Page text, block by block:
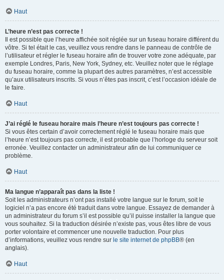
Haut
L’heure n’est pas correcte !
Il est possible que l’heure affichée soit réglée sur un fuseau horaire différent du
vôtre. Si tel était le cas, veuillez vous rendre dans le panneau de contrôle de
l’utilisateur et régler le fuseau horaire afin de trouver votre zone adéquate, par
exemple Londres, Paris, New York, Sydney, etc. Veuillez noter que le réglage
du fuseau horaire, comme la plupart des autres paramètres, n’est accessible
qu’aux utilisateurs inscrits. Si vous n’êtes pas inscrit, c’est l’occasion idéale de
le faire.
Haut
J’ai réglé le fuseau horaire mais l’heure n’est toujours pas correcte !
Si vous êtes certain d’avoir correctement réglé le fuseau horaire mais que
l’heure n’est toujours pas correcte, il est probable que l’horloge du serveur soit
erronée. Veuillez contacter un administrateur afin de lui communiquer ce
problème.
Haut
Ma langue n’apparaît pas dans la liste !
Soit les administrateurs n’ont pas installé votre langue sur le forum, soit le
logiciel n’a pas encore été traduit dans votre langue. Essayez de demander à
un administrateur du forum s’il est possible qu’il puisse installer la langue que
vous souhaitez. Si la traduction désirée n’existe pas, vous êtes libre de vous
porter volontaire et commencer une nouvelle traduction. Pour plus
d’informations, veuillez vous rendre sur le site internet de phpBB® (en
anglais).
Haut